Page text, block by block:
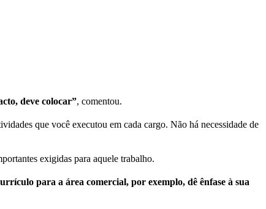
deve colocar”, comentou.
que você executou em cada cargo. Não há necessidade de
exigidas para aquele trabalho.
para a área comercial, por exemplo, dê ênfase à sua